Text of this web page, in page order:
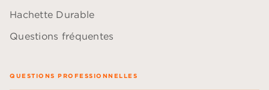
Hachette Durable
Questions fréquentes
QUESTIONS PROFESSIONNELLES